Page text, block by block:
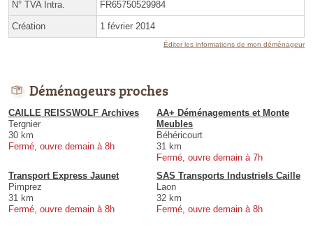
N° TVA Intra. FR65750529984
Création 1 février 2014
Éditer les informations de mon déménageur
Déménageurs proches
CAILLE REISSWOLF Archives
Tergnier
30 km
Fermé, ouvre demain à 8h
AA+ Déménagements et Monte
Meubles
Béhéricourt
31 km
Fermé, ouvre demain à 7h
Transport Express Jaunet
Pimprez
31 km
Fermé, ouvre demain à 8h
SAS Transports Industriels Caille
Laon
32 km
Fermé, ouvre demain à 8h